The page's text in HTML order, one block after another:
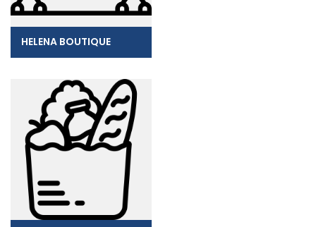
HELENA BOUTIQUE